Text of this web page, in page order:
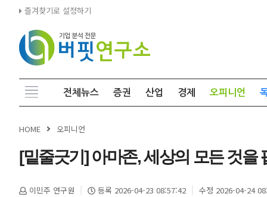
즐겨찾기로 설정하기
전체뉴스 증권 산업 경제 오피니언
HOME 오피니언
[밑줄긋기] 아마존, 세상의 모든 것을
이민주 연구원 등록 2026-04-23 08:57:42 수정 2026-04-24